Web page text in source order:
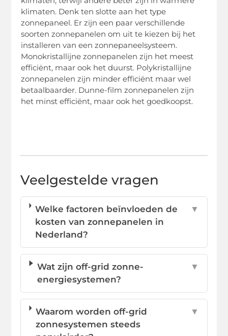
klimaten. Denk ten slotte aan het type
zonnepaneel. Er zijn een paar verschillende
soorten zonnepanelen om uit te kiezen bij het
installeren van een zonnepaneelsysteem.
Monokristallijne zonnepanelen zijn het meest
efficiënt, maar ook het duurst. Polykristallijne
zonnepanelen zijn minder efficiënt maar wel
betaalbaarder. Dunne-film zonnepanelen zijn
het minst efficiënt, maar ook het goedkoopst.
Veelgestelde vragen
Welke factoren beïnvloeden de
kosten van zonnepanelen in
Nederland?
▼
Wat zijn off-grid zonne-
energiesystemen?
▼
Waarom worden off-grid
zonnesystemen steeds
▼